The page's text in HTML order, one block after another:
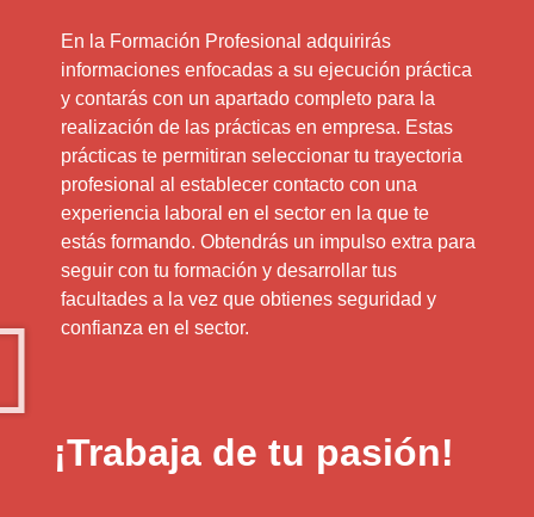
En la Formación Profesional adquirirás
informaciones enfocadas a su ejecución práctica
y contarás con un apartado completo para la
realización de las prácticas en empresa. Estas
prácticas te permitiran seleccionar tu trayectoria
profesional al establecer contacto con una
experiencia laboral en el sector en la que te
estás formando. Obtendrás un impulso extra para
seguir con tu formación y desarrollar tus
facultades a la vez que obtienes seguridad y
confianza en el sector.
¡Trabaja de tu pasión!